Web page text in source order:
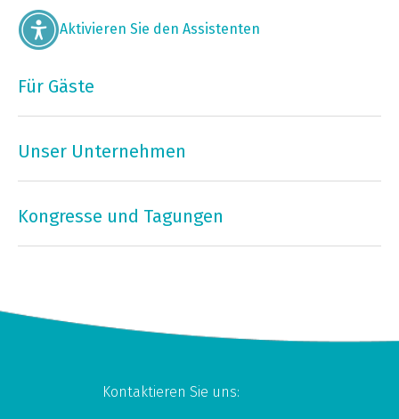
Aktivieren Sie den Assistenten
Für Gäste
Unser Unternehmen
Kongresse und Tagungen
Kontaktieren Sie uns: